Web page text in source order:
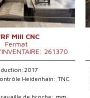
Mill CNC
Fermat
261370
Heidenhain: TNC